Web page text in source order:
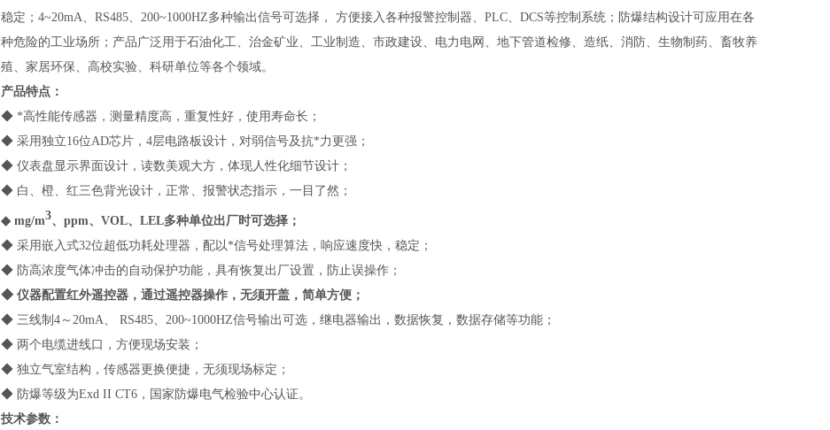
稳定；4~20mA、RS485、200~1000HZ多种输出信号可选择， 方便接入各种报警控制器、PLC、DCS等控制系统；防爆结构设计可应用在各
种危险的工业场所；产品广泛用于石油化工、治金矿业、工业制造、市政建设、电力电网、地下管道检修、造纸、消防、生物制药、畜牧养
殖、家居环保、高校实验、科研单位等各个领域。
产品特点：
◆ *高性能传感器，测量精度高，重复性好，使用寿命长；
◆ 采用独立16位AD芯片，4层电路板设计，对弱信号及抗*力更强；
◆ 仪表盘显示界面设计，读数美观大方，体现人性化细节设计；
◆ 白、橙、红三色背光设计，正常、报警状态指示，一目了然；
◆ mg/m3、ppm、VOL、LEL多种单位出厂时可选择；
◆ 采用嵌入式32位超低功耗处理器，配以*信号处理算法，响应速度快，稳定；
◆ 防高浓度气体冲击的自动保护功能，具有恢复出厂设置，防止误操作；
◆ 仪器配置红外遥控器，通过遥控器操作，无须开盖，简单方便；
◆ 三线制4～20mA、 RS485、200~1000HZ信号输出可选，继电器输出，数据恢复，数据存储等功能；
◆ 两个电缆进线口，方便现场安装；
◆ 独立气室结构，传感器更换便捷，无须现场标定；
◆ 防爆等级为Exd II CT6，国家防爆电气检验中心认证。
技术参数：